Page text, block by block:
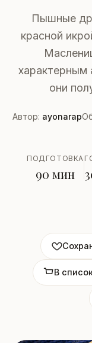
Пышные
красной
характерным
они
Автор: ayonarap
ПОДГОТОВКА
90 мин
В